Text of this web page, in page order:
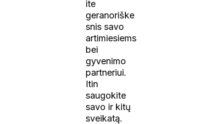
ite
geranoriške
snis savo
artimiesiems
bei
gyvenimo
partneriui.
Itin
saugokite
savo ir kitų
sveikatą.